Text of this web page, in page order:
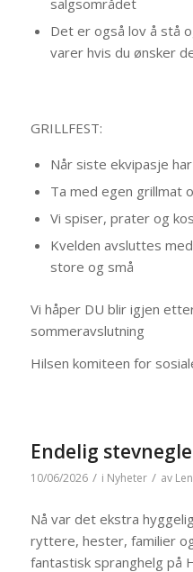
salgsområdet
Det er også lov å stå
varer hvis du ønsker
GRILLFEST:
Når siste ekvipasje
Ta med egen grillmat
Vi spiser, prater og
Kvelden avsluttes
store og små
Vi håper DU blir igjen
sommeravslutning
Hilsen komiteen for
Endelig
10/06/2026 / i Nyheter / av
Nå var det ekstra
ryttere, hester, familier
fantastisk spranghelg på